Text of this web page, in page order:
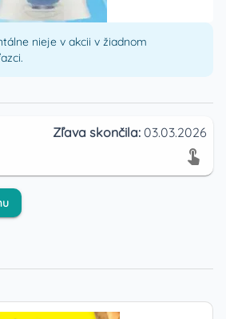
nieje v akcii v žiadnom
Zľava skončila: 03.03.2026